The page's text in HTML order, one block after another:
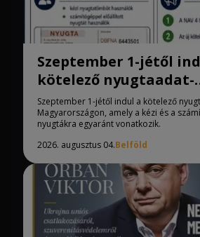
Szeptember 1-jétől
kötelező nyugtaadat-
szolgáltatás
Szeptember 1-jétől indul a kötelező
Magyarországon, amely a kézi és a
nyugtákra egyaránt vonatkozik.
2026. augusztus 04.Belföld